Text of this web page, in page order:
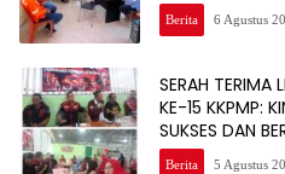
Berita 6 Agustus
SERAH TERIMA
KE-15 KKPMP:
SUKSES DAN
KEUANGAN
Berita 5 Agustus